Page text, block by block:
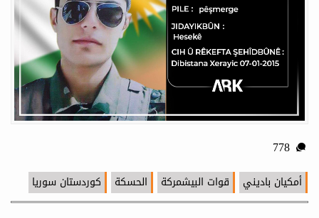
أمكيان باديني قوات البيشمركة الحسكة كوردستان سوريا